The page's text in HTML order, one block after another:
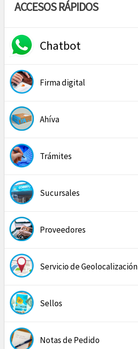
ACCESOS RÁPIDOS
Chatbot
Firma digital
Ahíva
Trámites
Sucursales
Proveedores
Servicio de Geolocalización
Sellos
Notas de Pedido